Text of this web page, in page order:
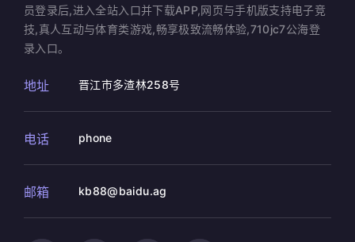
员登录后,进入全站入口并下载APP,网页与手机版支持电子竞
技,真人互动与体育类游戏,畅享极致流畅体验,710jc7公海登
录入口。
地址 晋江市多渣林258号
电话 phone
邮箱 kb88@baidu.ag